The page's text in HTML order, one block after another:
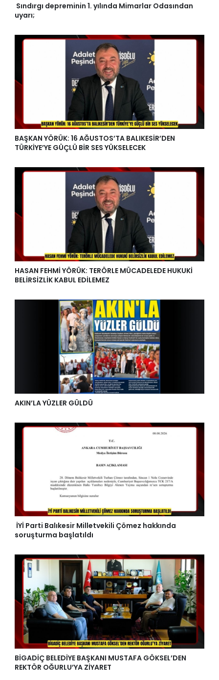
Sındırgı depreminin 1. yılında Mimarlar Odasından
uyarı;
BAŞKAN YÖRÜK: 16 AĞUSTOS’TA BALIKESİR’DEN
TÜRKİYE’YE GÜÇLÜ BİR SES YÜKSELECEK
HASAN FEHMİ YÖRÜK: TERÖRLE MÜCADELEDE HUKUKİ
BELİRSİZLİK KABUL EDİLEMEZ
AKIN’LA YÜZLER GÜLDÜ
İYİ Parti Balıkesir Milletvekili Çömez hakkında
soruşturma başlatıldı
BİGADİÇ BELEDİYE BAŞKANI MUSTAFA GÖKSEL’DEN
REKTÖR OĞURLU’YA ZİYARET